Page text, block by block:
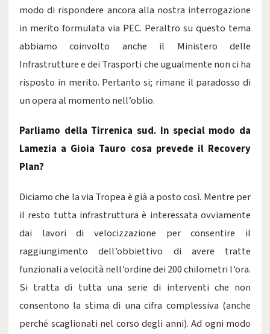
modo di rispondere ancora alla nostra interrogazione
in merito formulata via PEC. Peraltro su questo tema
abbiamo coinvolto anche il Ministero delle
Infrastrutture e dei Trasporti che ugualmente non ci ha
risposto in merito. Pertanto si; rimane il paradosso di
un opera al momento nell’oblio.
Parliamo della Tirrenica sud. In special modo da
Lamezia a Gioia Tauro cosa prevede il Recovery
Plan?
Diciamo che la via Tropea è già a posto così. Mentre per
il resto tutta infrastruttura è interessata ovviamente
dai lavori di velocizzazione per consentire il
raggiungimento dell’obbiettivo di avere tratte
funzionali a velocità nell’ordine dei 200 chilometri l’ora.
Si tratta di tutta una serie di interventi che non
consentono la stima di una cifra complessiva (anche
perché scaglionati nel corso degli anni). Ad ogni modo